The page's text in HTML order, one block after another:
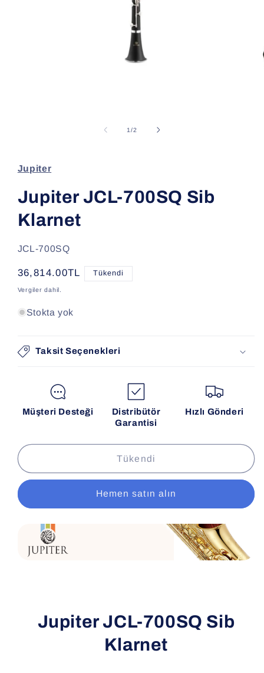
1//2
Jupiter
Jupiter JCL-700SQ Sib
Klarnet
SKU:
JCL-700SQ
Normal
fiyat
36,814.00TL Tükendi
Vergiler dahil.
Stokta yok
Taksit Seçenekleri
Müşteri Desteği
Distribütör
Garantisi
Hızlı Gönderi
Tükendi
Hemen satın alın
Jupiter JCL-700SQ Sib
Klarnet